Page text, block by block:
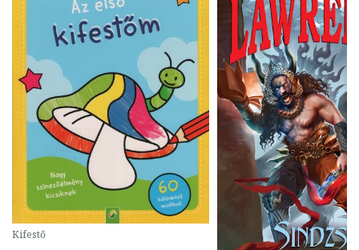
Kifestő